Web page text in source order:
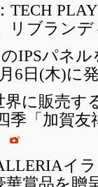
リブラン
IPSパネ
6日(木)に
界に販売す
季「加賀
イ